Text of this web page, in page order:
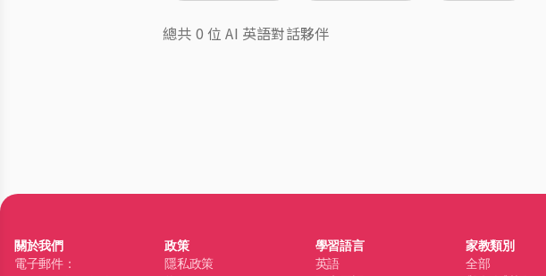
總共 0 位 AI 英語對話夥伴
關於我們
電子郵件：
政策
隱私政策
學習語言
英語
家教類別
全部